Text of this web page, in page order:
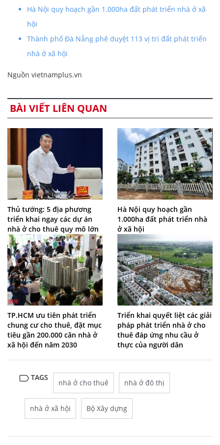
Hà Nội quy hoạch gần 1.000ha đất phát triển nhà ở xã
hội
Thành phố Đà Nẵng phê duyệt 113 vị trí đất phát triển
nhà ở xã hội
Nguồn vietnamplus.vn
BÀI VIẾT LIÊN QUAN
Thủ tướng: 5 địa phương
triển khai ngay các dự án
nhà ở cho thuê quy mô lớn
Hà Nội quy hoạch gần
1.000ha đất phát triển nhà
ở xã hội
TP.HCM ưu tiên phát triển
chung cư cho thuê, đặt mục
tiêu gần 200.000 căn nhà ở
xã hội đến năm 2030
Triển khai quyết liệt các giải
pháp phát triển nhà ở cho
thuê đáp ứng nhu cầu ở
thực của người dân
TAGS
nhà ở cho thuê nhà ở đô thị
nhà ở xã hội Bộ Xây dựng